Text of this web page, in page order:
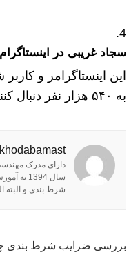
سجاد غریبی در
این اینستاگرامر و
به ۵۴۰ هزار نفر دنبال کننده و فالوور دارد.
khodabamast
دارای مدرک
سال
شرط بندی و البته
بررسی ضرایب شرط بندی